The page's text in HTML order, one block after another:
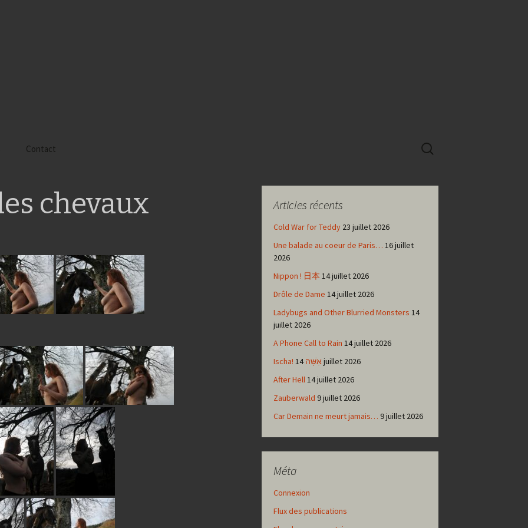
Gaïa
Mac Gregor
Contact
Rechercher :
chevaux Articles récents
Cold War for Teddy 23 juillet 2026
Une balade au coeur de Paris… 16 juillet
2026
Nippon ! 日本 14 juillet 2026
Drôle de Dame 14 juillet 2026
Ladybugs and Other Blurried Monsters 14
juillet 2026
A Phone Call to Rain 14 juillet 2026
Ischa! אִשָּׁה14 juillet 2026
After Hell14 juillet 2026
Zauberwald 9 juillet 2026
Car Demain ne meurt jamais… 9 juillet 2026
Méta
Connexion
Flux des publications